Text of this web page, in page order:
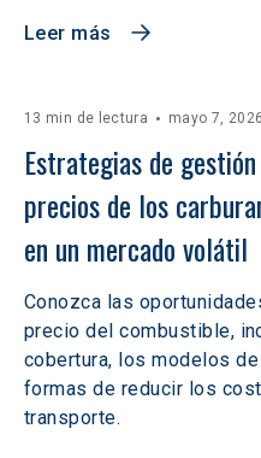
Leer más
13 min de lectura mayo 7, 2026
Estrategias de
precios de los
en un mercado volátil
Conozca las
precio del combustible,
cobertura, los modelos
formas de reducir los
transporte.